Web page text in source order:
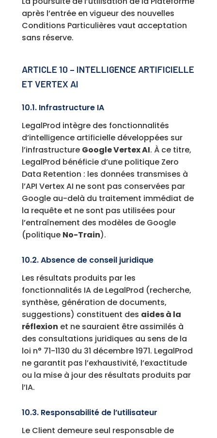
après l’entrée en vigueur des nouvelles
Conditions Particulières vaut acceptation
sans réserve.
ARTICLE 10 – INTELLIGENCE ARTIFICIELLE
ET VERTEX AI
10.1. Infrastructure IA
LegalProd intègre des fonctionnalités
d’intelligence artificielle développées sur
l’infrastructure Google Vertex AI. À ce titre,
LegalProd bénéficie d’une politique Zero
Data Retention : les données transmises à
l’API Vertex AI ne sont pas conservées par
Google au-delà du traitement immédiat de
la requête et ne sont pas utilisées pour
l’entraînement des modèles de Google
(politique No-Train).
10.2. Absence de conseil juridique
Les résultats produits par les
fonctionnalités IA de LegalProd (recherche,
synthèse, génération de documents,
suggestions) constituent des aides à la
réflexion et ne sauraient être assimilés à
des consultations juridiques au sens de la
loi n° 71-1130 du 31 décembre 1971. LegalProd
ne garantit pas l’exhaustivité, l’exactitude
ou la mise à jour des résultats produits par
l’IA.
10.3. Responsabilité de l’utilisateur
Le Client demeure seul responsable de